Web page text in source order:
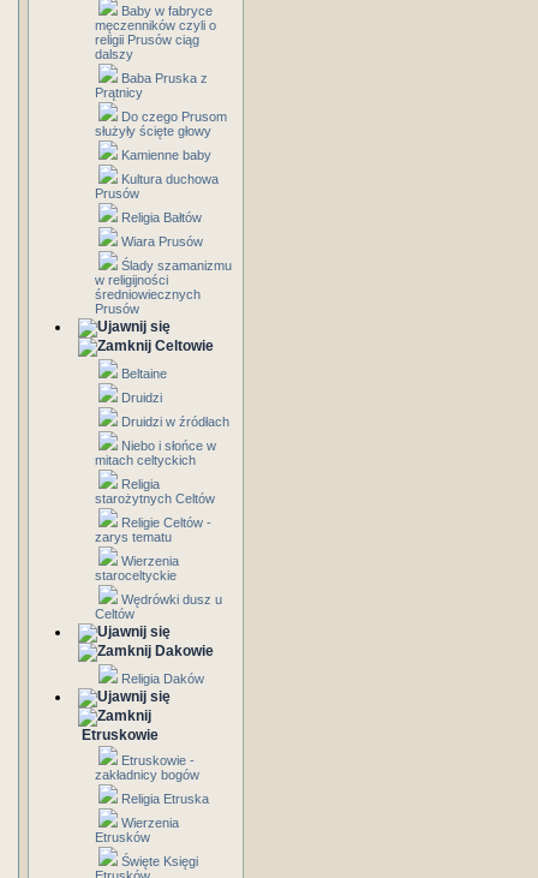
Baby w fabryce
męczenników czyli o
religii Prusów ciąg
dalszy
Baba Pruska z
Prątnicy
Do czego Prusom
służyły ścięte głowy
Kamienne baby
Kultura duchowa
Prusów
Religia Bałtów
Wiara Prusów
Ślady szamanizmu
w religijności
średniowiecznych
Prusów
Celtowie
Beltaine
Druidzi
Druidzi w źródłach
Niebo i słońce w
mitach celtyckich
Religia
starożytnych Celtów
Religie Celtów -
zarys tematu
Wierzenia
staroceltyckie
Wędrówki dusz u
Celtów
Dakowie
Religia Daków
Etruskowie
Etruskowie -
zakładnicy bogów
Religia Etruska
Wierzenia
Etrusków
Święte Księgi